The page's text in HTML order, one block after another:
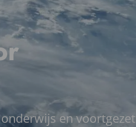
en voortgezet